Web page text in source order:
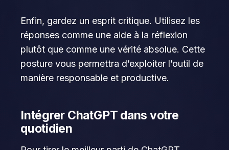
Enfin, gardez un esprit critique. Utilisez les
réponses comme une aide à la réflexion
plutôt que comme une vérité absolue. Cette
posture vous permettra d’exploiter l’outil de
manière responsable et productive.
Intégrer ChatGPT dans votre
quotidien